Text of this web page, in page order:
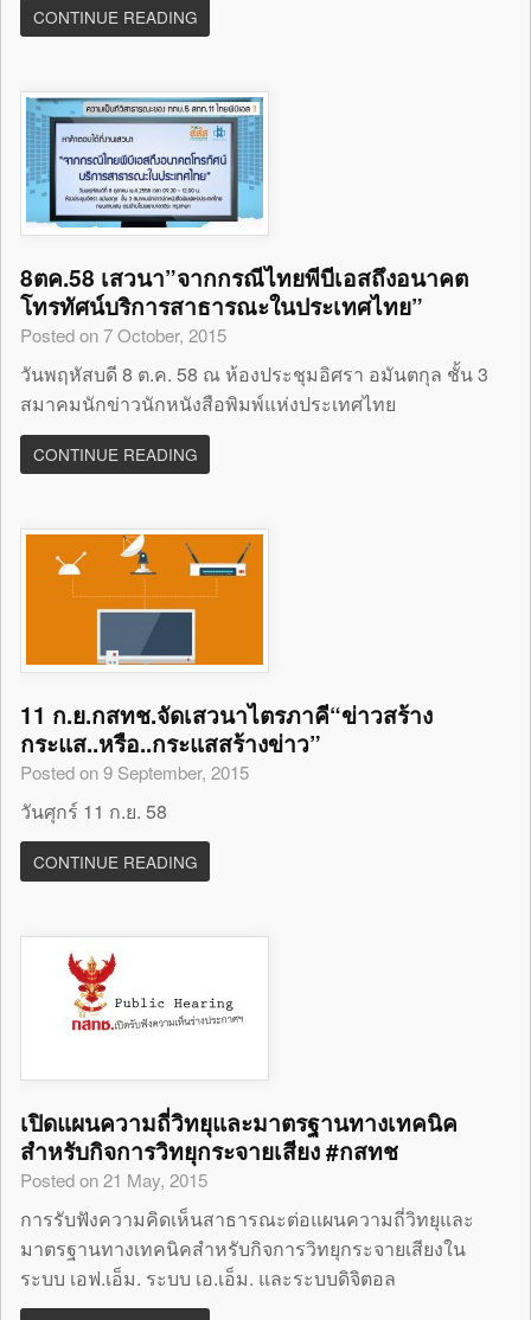
CONTINUE READING
8ตค.58 เสวนา”จากกรณีไทยพีบีเอสถึงอนาคต
โทรทัศน์บริการสาธารณะในประเทศไทย”
Posted on 7 October, 2015
วันพฤหัสบดี 8 ต.ค. 58 ณ ห้องประชุมอิศรา อมันตกุล ชั้น 3
สมาคมนักข่าวนักหนังสือพิมพ์แห่งประเทศไทย
CONTINUE READING
11 ก.ย.กสทช.จัดเสวนาไตรภาคี“ข่าวสร้าง
กระแส..หรือ..กระแสสร้างข่าว”
Posted on 9 September, 2015
วันศุกร์ 11 ก.ย. 58
CONTINUE READING
เปิดแผนความถี่วิทยุและมาตรฐานทางเทคนิค
สำหรับกิจการวิทยุกระจายเสียง #กสทช
Posted on 21 May, 2015
การรับฟังความคิดเห็นสาธารณะต่อแผนความถี่วิทยุและ
มาตรฐานทางเทคนิคสำหรับกิจการวิทยุกระจายเสียงใน
ระบบ เอฟ.เอ็ม. ระบบ เอ.เอ็ม. และระบบดิจิตอล